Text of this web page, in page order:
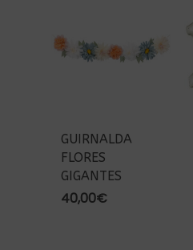
GUIRNALDA
FLORES
GIGANTES
40,00€